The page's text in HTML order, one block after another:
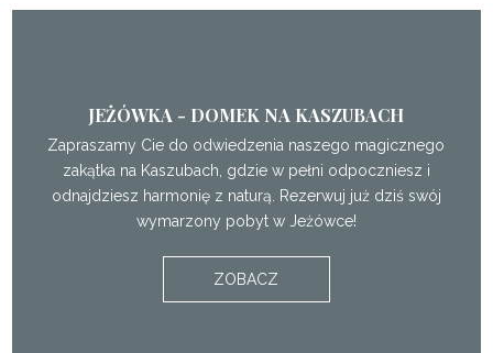
JEŻÓWKA - DOMEK NA KASZUBACH
Zapraszamy Cie do odwiedzenia naszego magicznego
zakątka na Kaszubach, gdzie w pełni odpoczniesz i
odnajdziesz harmonię z naturą. Rezerwuj już dziś swój
wymarzony pobyt w Jeżówce!
ZOBACZ